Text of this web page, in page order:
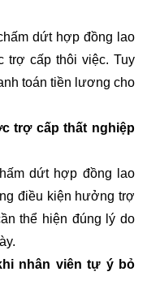
dứt hợp đồng lao
trợ cấp thôi việc. Tuy
toán tiền lương cho
trợ cấp thất nghiệp
dứt hợp đồng lao
điều kiện hưởng trợ
thể hiện đúng lý do
nhân viên tự ý bỏ